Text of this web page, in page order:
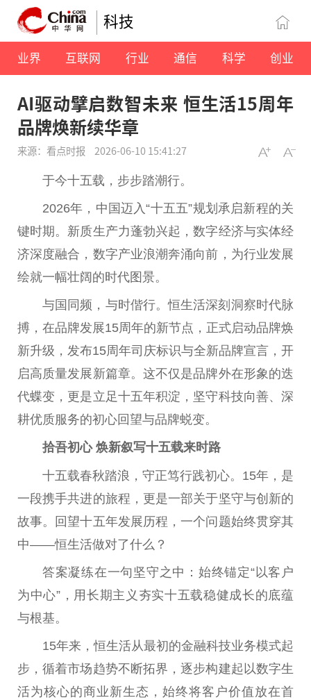
科技
业界 互联网 行业 通信 科学 创业
AI驱动擘启数智未来 恒生活15周年
品牌焕新续华章
来源：看点时报 2026-06-10 15:41:27
于今十五载，步步踏潮行。
2026年，中国迈入“十五五”规划承启新程的关
键时期。新质生产力蓬勃兴起，数字经济与实体经
济深度融合，数字产业浪潮奔涌向前，为行业发展
绘就一幅壮阔的时代图景。
与国同频，与时偕行。恒生活深刻洞察时代脉
搏，在品牌发展15周年的新节点，正式启动品牌焕
新升级，发布15周年司庆标识与全新品牌宣言，开
启高质量发展新篇章。这不仅是品牌外在形象的迭
代蝶变，更是立足十五年积淀，坚守科技向善、深
耕优质服务的初心回望与品牌蜕变。
拾吾初心 焕新叙写十五载来时路
十五载春秋踏浪，守正笃行践初心。15年，是
一段携手共进的旅程，更是一部关于坚守与创新的
故事。回望十五年发展历程，一个问题始终贯穿其
中——恒生活做对了什么？
答案凝练在一句坚守之中：始终锚定“以客户
为中心”，用长期主义夯实十五载稳健成长的底蕴
与根基。
15年来，恒生活从最初的金融科技业务模式起
步，循着市场趋势不断拓界，逐步构建起以数字生
活为核心的商业新生态，始终将客户价值放在首